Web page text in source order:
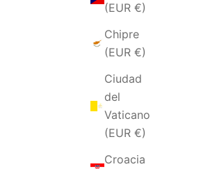
(EUR €)
Chipre
(EUR €)
Ciudad
del
Vaticano
(EUR €)
Croacia
BRACCIALE RIGATO IN ARGENTO E
RUTENIO
PRECIO DE OFERTA
€82,00 EUR